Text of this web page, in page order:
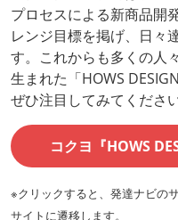
プロセスによる新商品開
レンジ目標を掲げ、日々
す。これからも多くの人
生まれた「HOWS
ぜひ注目してみてください
コクヨ『HOWS
※クリックすると、発達ナビの
サイトに遷移します。